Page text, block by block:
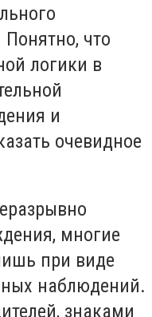
что
логики в
и
очевидное
многие
при виде
наблюдений.
знаками